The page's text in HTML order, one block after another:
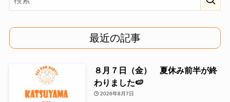
最近の記事
８月７日（金） 夏休み前半が終
わりました🍉
2026年8月7日